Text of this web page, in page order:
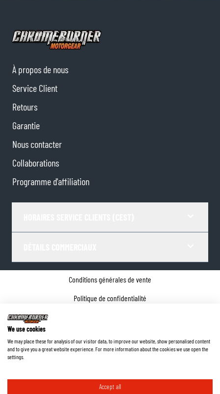
À propos de nous
Service Client
Retours
Garantie
Nous contacter
Collaborations
Programme d'affiliation
Conditions générales de vente
Politique de confidentialité
©2026ChromeBurner - Tous droits réservés.
We use cookies
We may place these for analysis of our visitor data, to improve our website, show personalised content
and to give you a great website experience. For more information about the cookies we use open the
settings.
Accept all